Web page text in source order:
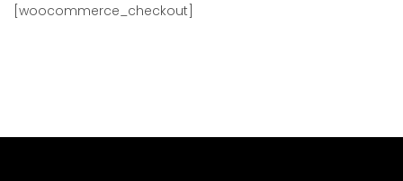
[woocommerce_checkout]